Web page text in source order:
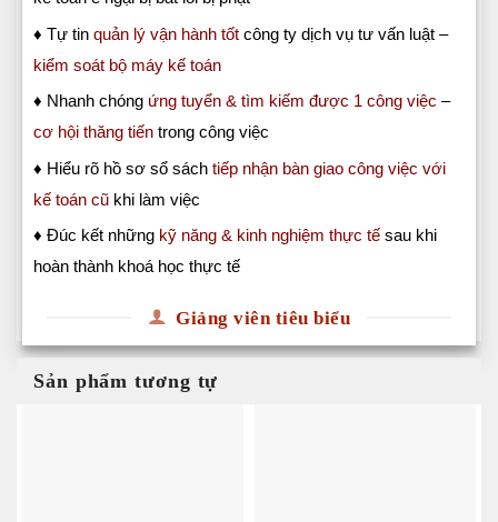
♦ Tự tin quản lý vận hành tốt công ty dịch vụ tư vấn luật –
kiểm soát bộ máy kế toán
♦ Nhanh chóng ứng tuyển & tìm kiếm được 1 công việc –
cơ hội thăng tiến trong công việc
♦ Hiểu rõ hồ sơ sổ sách tiếp nhận bàn giao công việc với
kế toán cũ khi làm việc
♦ Đúc kết những kỹ năng & kinh nghiệm thực tế sau khi
hoàn thành khoá học thực tế
Giảng viên tiêu biểu
Sản phẩm tương tự